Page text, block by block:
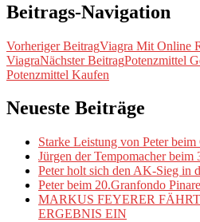
Beitrags-Navigation
Vorheriger BeitragViagra Mit Online
ViagraNächster BeitragPotenzmittel
Potenzmittel Kaufen
Neueste Beiträge
Starke Leistung von Peter
Jürgen der Tempomacher beim
Peter holt sich den AK-Sieg in
Peter beim 20.Granfondo
MARKUS FEYERER
ERGEBNIS EIN